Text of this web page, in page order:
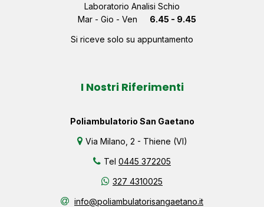
Laboratorio Analisi Schio
Mar - Gio - Ven
6.45 - 9.45
Si riceve solo su appuntamento
I Nostri Riferimenti
Poliambulatorio San Gaetano
Via Milano, 2 - Thiene (VI)
Tel 0445 372205
327 4310025
info@poliambulatorisangaetano.it